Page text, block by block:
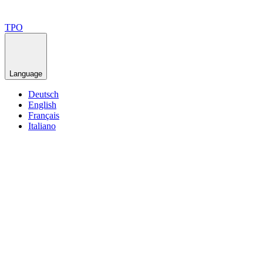
TPO
Language
Deutsch
English
Français
Italiano